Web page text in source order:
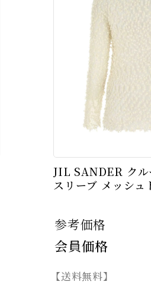
JIL SANDER クル
スリーブ メッシュ
参考価格
会員価格
【送料無料】